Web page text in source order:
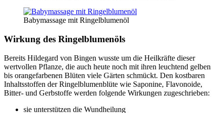
Babymassage mit Ringelblumenöl
Wirkung des Ringelblumenöls
Bereits Hildegard von Bingen wusste um die Heilkräfte dieser
wertvollen Pflanze, die auch heute noch mit ihren leuchtend gelben
bis orangefarbenen Blüten viele Gärten schmückt. Den kostbaren
Inhaltsstoffen der Ringelblumenblüte wie Saponine, Flavonoide,
Bitter- und Gerbstoffe werden folgende Wirkungen zugeschrieben:
sie unterstützen die Wundheilung